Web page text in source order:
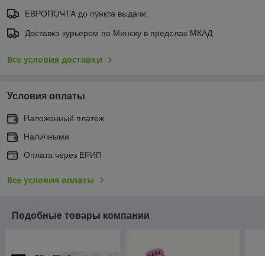
ЕВРОПОЧТА до пункта выдачи.
Доставка курьером по Минску в пределах МКАД
Все условия доставки
Условия оплаты
Наложенный платеж
Наличными
Оплата через ЕРИП
Все условия оплаты
Подобные товары компании